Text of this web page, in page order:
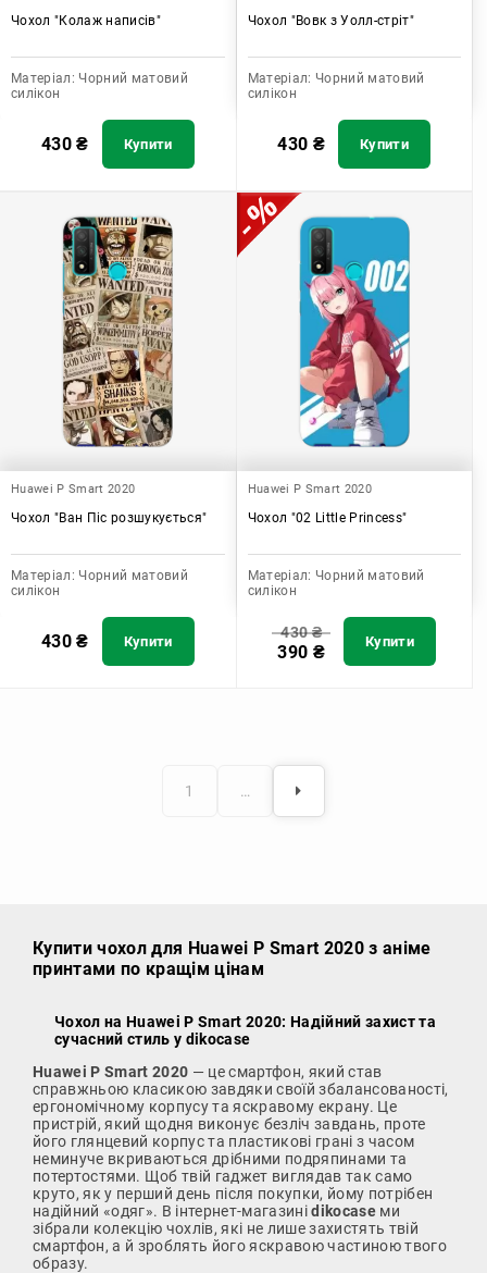
Чохол "Колаж написів"
Матеріал: Чорний матовий
силікон
430₴ Купити
Чохол "Вовк з Уолл-стріт"
Матеріал: Чорний матовий
силікон
430 ₴ Купити
Huawei P Smart 2020
Чохол "Ван Піс розшукується"
Матеріал: Чорний матовий
силікон
430₴ Купити
Huawei P Smart 2020
Чохол "02 Little Princess"
Матеріал: Чорний матовий
силікон
430₴
390 ₴ Купити
1 …
Купити чохол для Huawei P Smart 2020 з аніме
принтами по кращім цінам
Чохол на Huawei P Smart 2020: Надійний захист та
сучасний стиль у dikocase
Huawei P Smart 2020 — це смартфон, який став
справжньою класикою завдяки своїй збалансованості,
ергономічному корпусу та яскравому екрану. Це
пристрій, який щодня виконує безліч завдань, проте
його глянцевий корпус та пластикові грані з часом
неминуче вкриваються дрібними подряпинами та
потертостями. Щоб твій гаджет виглядав так само
круто, як у перший день після покупки, йому потрібен
надійний «одяг». В інтернет-магазиніdikocase ми
зібрали колекцію чохлів, які не лише захистять твій
смартфон, а й зроблять його яскравою частиною твого
образу.